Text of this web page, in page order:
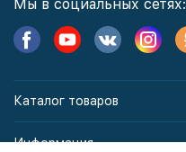
Мы в социальных сетях:
Каталог товаров
Информация